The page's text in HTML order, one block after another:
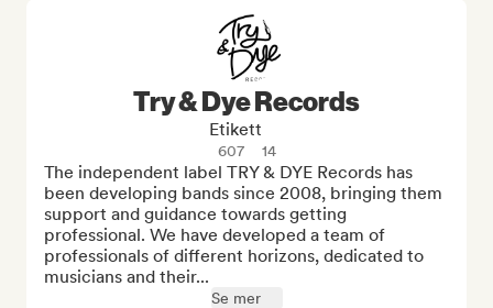
Try & Dye Records
Etikett
607 14
The independent label TRY & DYE Records has
been developing bands since 2008, bringing them
support and guidance towards getting
professional. We have developed a team of
professionals of different horizons, dedicated to
musicians and their...
Se mer